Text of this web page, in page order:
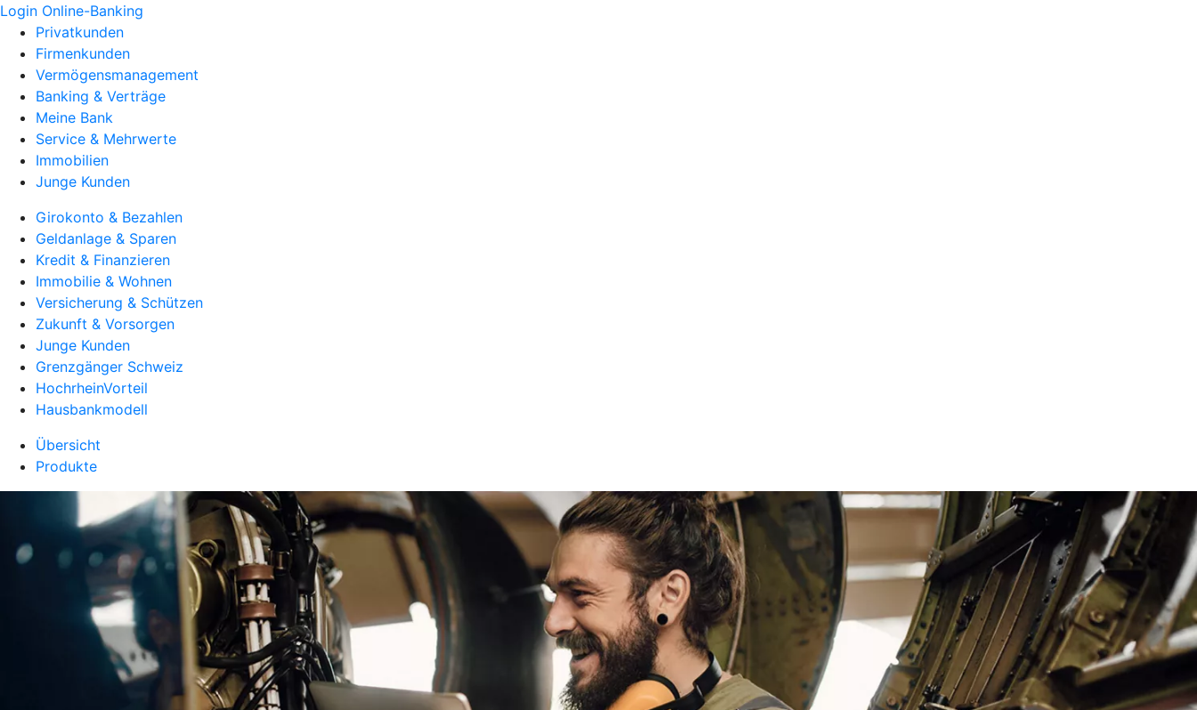
Login Online-Banking
Privatkunden
Firmenkunden
Vermögensmanagement
Banking & Verträge
Meine Bank
Service & Mehrwerte
Immobilien
Junge Kunden
Girokonto & Bezahlen
Geldanlage & Sparen
Kredit & Finanzieren
Immobilie & Wohnen
Versicherung & Schützen
Zukunft & Vorsorgen
Junge Kunden
Grenzgänger Schweiz
HochrheinVorteil
Hausbankmodell
Übersicht
Produkte